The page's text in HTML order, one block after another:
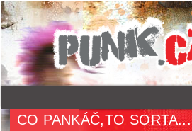
CO PANKÁČ,TO SORTA...